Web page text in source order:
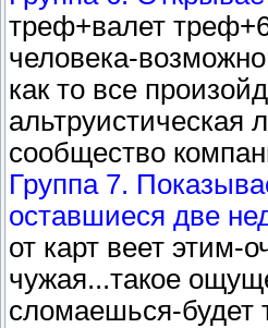
треф+валет треф+6
человека-
как то все
альтруистическая
сообщество
Группа 7.
оставшиеся две
от карт веет этим-
чужая...такое
сломаешься-будет